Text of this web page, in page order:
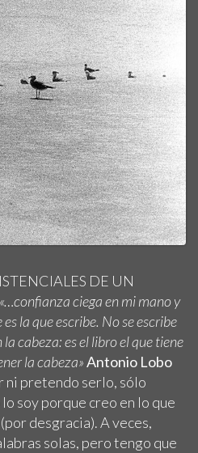
DE UN
«…confianza ciega en mi mano y
la que escribe. No se escribe
cabeza: es el libro el que tiene
la cabeza»Antonio Lobo
ni pretendo serlo, sólo
soy porque creo en lo que
desgracia). A veces,
solas, pero tengo que